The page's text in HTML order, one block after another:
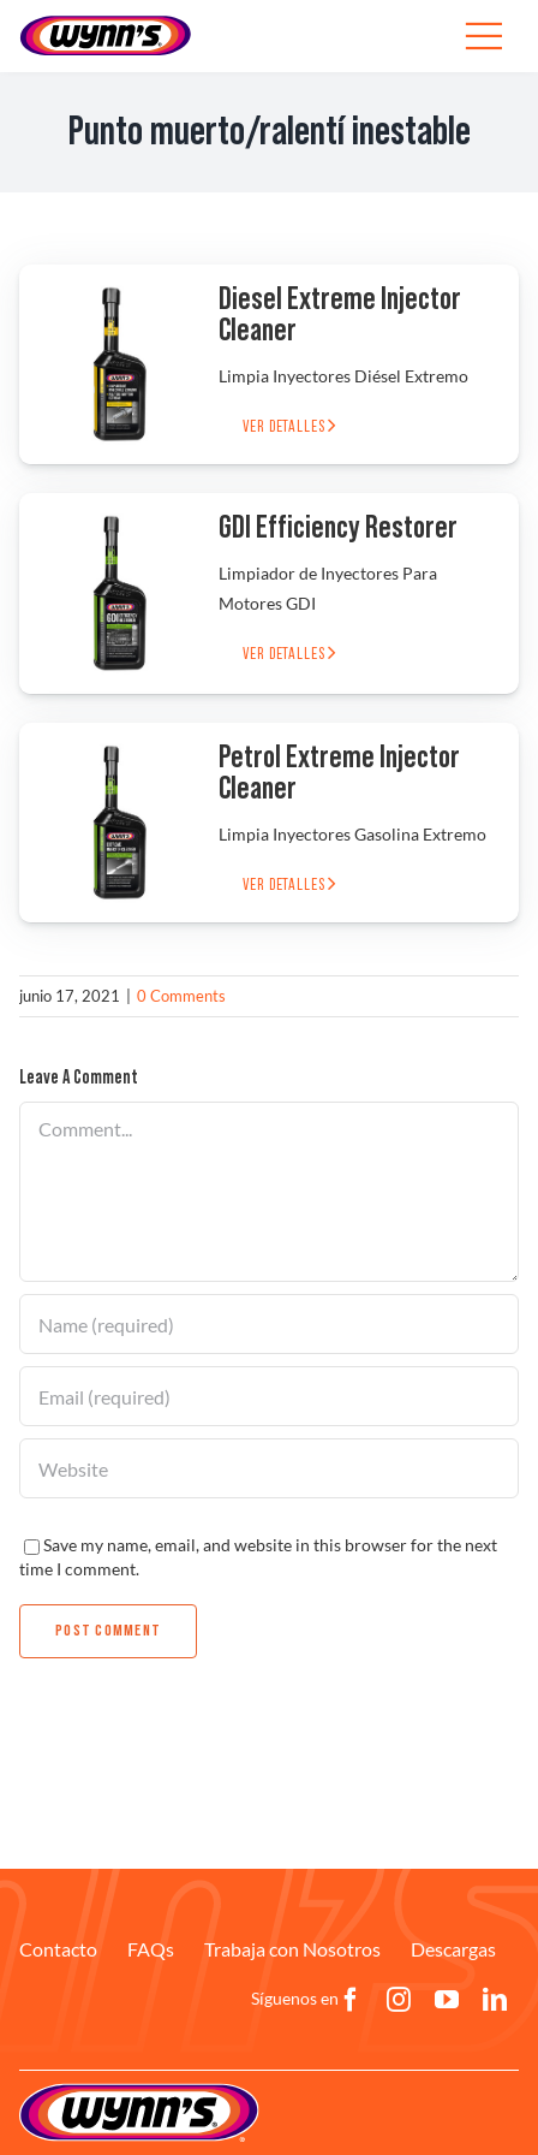
Toggle
Productos
Consejos
Noticias
Solucionador de Problemas
Punto muerto/ralentí inestable
Diesel Extreme Injector
Cleaner
Limpia Inyectores Diésel Extremo
VER DETALLES
GDI Efficiency Restorer
Limpiador de Inyectores Para
Motores GDI
VER DETALLES
Petrol Extreme Injector
Cleaner
Limpia Inyectores Gasolina Extremo
VER DETALLES
junio 17, 2021 0 Comments
Leave A Comment
Save my name, email, and website in this browser for the next
time I comment.
Contacto FAQs Trabaja con Nosotros Descargas
Síguenos en